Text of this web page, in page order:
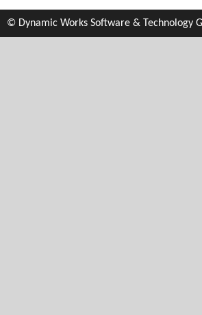
© Dynamic Works Software & Technology